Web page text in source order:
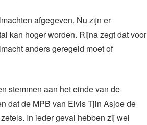
afgegeven. Nu zijn er
kan hoger worden. Rijna zegt dat voor
anders geregeld moet of
stemmen aan het einde van de
dat de MPB van Elvis Tjin Asjoe de
In ieder geval hebben zij wel